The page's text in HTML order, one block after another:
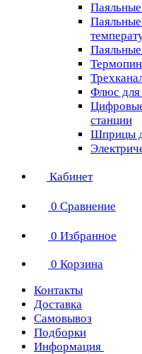
Паяльные
Флюс для
станции
Шприцы
Кабинет
0 Сравнение
0 Избранное
0 Корзина
Контакты
Доставка
Самовывоз
Подборки
Информация